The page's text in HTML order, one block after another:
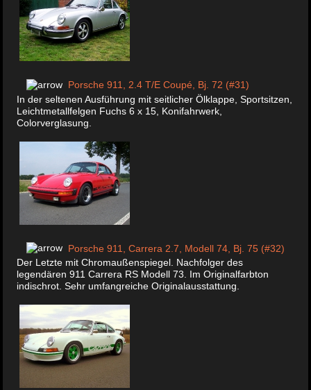
Porsche 911, 2.4 T/E Coupé, Bj. 72 (#31)
In der seltenen Ausführung mit seitlicher Ölklappe, Sportsitzen,
Leichtmetallfelgen Fuchs 6 x 15, Konifahrwerk,
Colorverglasung.
Porsche 911, Carrera 2.7, Modell 74, Bj. 75 (#32)
Der Letzte mit Chromaußenspiegel. Nachfolger des
legendären 911 Carrera RS Modell 73. Im Originalfarbton
indischrot. Sehr umfangreiche Originalausstattung.